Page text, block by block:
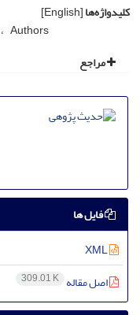
کلیدواژه‌ها[English]
Authors
مراجع
فایل ها
اصل مقاله 309.01 K